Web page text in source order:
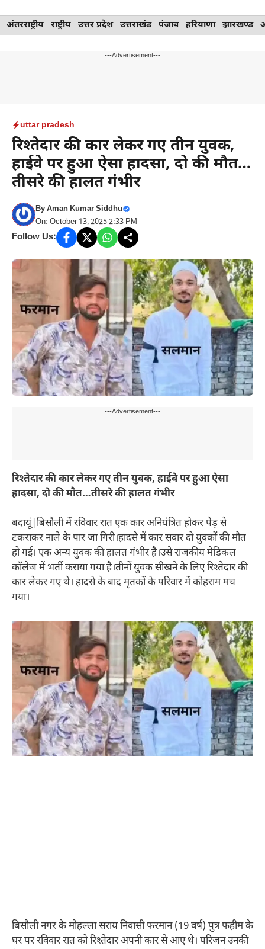
Skip
to
अंतरराष्ट्रीय राष्ट्रीय उत्तर प्रदेश उत्तराखंड पंजाब हरियाणा झारखण्ड
---Advertisement---
uttar pradesh
रिश्तेदार की कार लेकर गए तीन युवक,
हाईवे पर हुआ ऐसा हादसा, दो की मौत…
तीसरे की हालत गंभीर
ByAman Kumar Siddhu
On: October 13, 2025 2:33 PM
Follow Us:
---Advertisement---
रिश्तेदार की कार लेकर गए तीन युवक, हाईवे पर हुआ ऐसा
हादसा, दो की मौत…तीसरे की हालत गंभीर
बदायूं|बिसौली में रविवार रात एक कार अनियंत्रित होकर पेड़ से
टकराकर नाले के पार जा गिरी।हादसे में कार सवार दो युवकों की मौत
हो गई। एक अन्य युवक की हालत गंभीर है।उसे राजकीय मेडिकल
कॉलेज में भर्ती कराया गया है।तीनों युवक सीखने के लिए रिश्तेदार की
कार लेकर गए थे। हादसे के बाद मृतकों के परिवार में कोहराम मच
गया।
बिसौली नगर के मोहल्ला सराय निवासी फरमान (19 वर्ष) पुत्र फहीम के
घर पर रविवार रात को रिश्तेदार अपनी कार से आए थे। परिजन उनकी